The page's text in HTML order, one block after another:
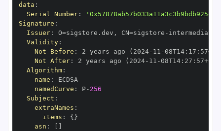
data :
Serial Number:
Signature :
Issuer: O=sigstore.dev , CN=sigstore -
Validity:
Not Before : 2 years ago (2024- 11 -08T14: 17 : 57+00
Not After: 2 years ago (2024- 11 -08T14: 27 : 57+00
Algorithm:
name :
namedCurve : P- 256
Subject :
extraNames :
items : { }
asn :